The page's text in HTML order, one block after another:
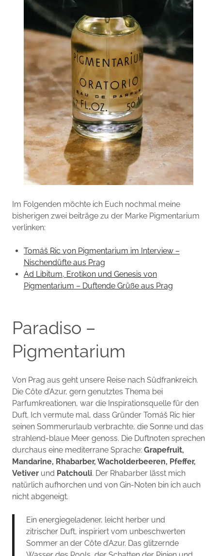
Im Folgenden möchte ich Euch nochmal meine
bisherigen zwei beiträge zu der Marke Pigmentarium
verlinken:
Tomáš Ric von Pigmentarium im Interview –
Nischendüfte aus Prag
Ad Libitum, Erotikon und Genesis von
Pigmentarium – Duftende Grüße aus Prag
Paradiso –
Pigmentarium
Von Prag aus geht unsere Reise nach Südfrankreich.
Die Côte d’Azur, gern genutztes Thema bei
Parfumkreationen, war die Inspirationsquelle für den
Duft. Ich vermute mal, dass Gründer Tomáš Ric hier
seinen Sommerurlaub verbrachte, die Sonne und das
strahlend-blaue Meer genoss. Die Duftnoten sprechen
durchaus eine mediterrane Sprache: Grapefruit,
Mandarine, Rhabarber, Wacholderbeeren, Pfeffer,
Vetiverund Patchouli. Der Rhabarber lässt mich
natürlich aufhorchen und von Gin-Noten bin ich auch
nicht abgeneigt.
Ein energiegeladener, leicht herber und
zitrischer Duft, inspiriert vom unbeschwerten
Sommer an der Côte d’Azur. Das glitzernde